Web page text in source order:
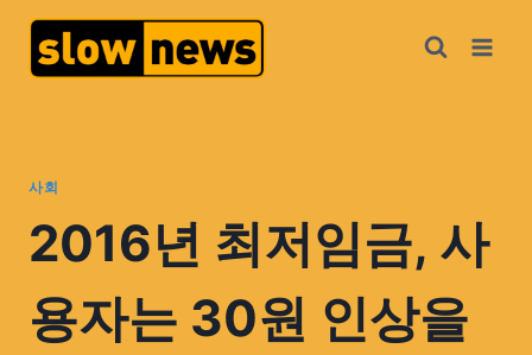
사회
2016년 최저임금, 사
용자는 30원 인상을